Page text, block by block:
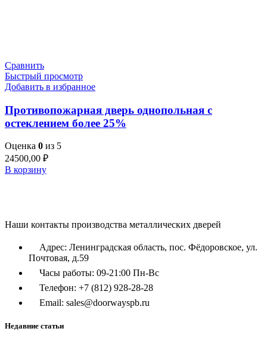
Сравнить
Быстрый просмотр
Добавить в избранное
Противопожарная дверь однопольная с
остеклением более 25%
Оценка 0 из 5
24500,00 ₽
В корзину
Наши контакты производства металлических дверей
Адрес: Ленинградская область, пос. Фёдоровское, ул.
Почтовая, д.59
Часы работы: 09-21:00 Пн-Вс
Телефон: +7 (812) 928-28-28
Email: sales@doorwayspb.ru
Недавние статьи